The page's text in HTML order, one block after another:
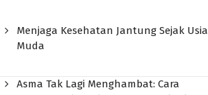
Menjaga Kesehatan Jantung Sejak Usia
Muda
Asma Tak Lagi Menghambat: Cara